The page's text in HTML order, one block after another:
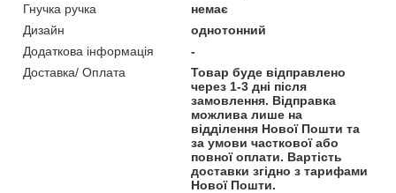
Гнучка ручка
немає
Дизайн
однотонний
Додаткова інформація
-
Доставка/ Оплата
Товар буде відправлено
через 1-3 дні після
замовлення. Відправка
можлива лише на
відділення Нової Пошти та
за умови часткової або
повної оплати. Вартість
доставки згідно з тарифами
Нової Пошти.